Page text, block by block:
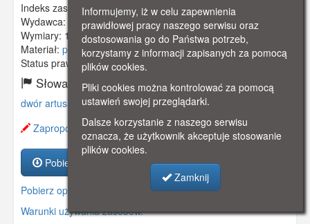
Indeks zasobu:GSP02173
Wydawca:
Raphael Tuck & Sons, Berlin
Wymiary: 140 x 90 mm
Materiał: pocztówka
Status prawny:Użycie Niekomercyjne
Słowa kluczowe:
dwór artusa wnętrze,piec kaflowy,
Zaproponuj zmianę opisu.
Pobierz zasób
Pobierz opis
Warunki używania zasobów.
Informujemy, iż w celu zapewnienia
prawidłowej pracy naszego serwisu oraz
dostosowania go do Państwa potrzeb,
korzystamy z informacji zapisanych za pomocą
plików cookies.
Pliki cookies można kontrolować za pomocą
ustawień swojej przeglądarki.
Dalsze korzystanie z naszego serwisu
oznacza, że użytkownik akceptuje stosowanie
plików cookies.
Zamknij